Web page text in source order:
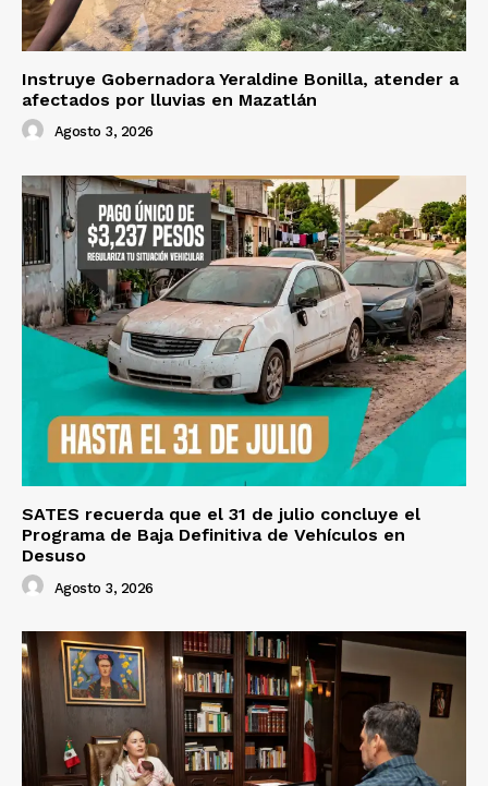
Instruye Gobernadora Yeraldine Bonilla, atender a
afectados por lluvias en Mazatlán
Agosto 3, 2026
SATES recuerda que el 31 de julio concluye el
Programa de Baja Definitiva de Vehículos en
Desuso
Agosto 3, 2026